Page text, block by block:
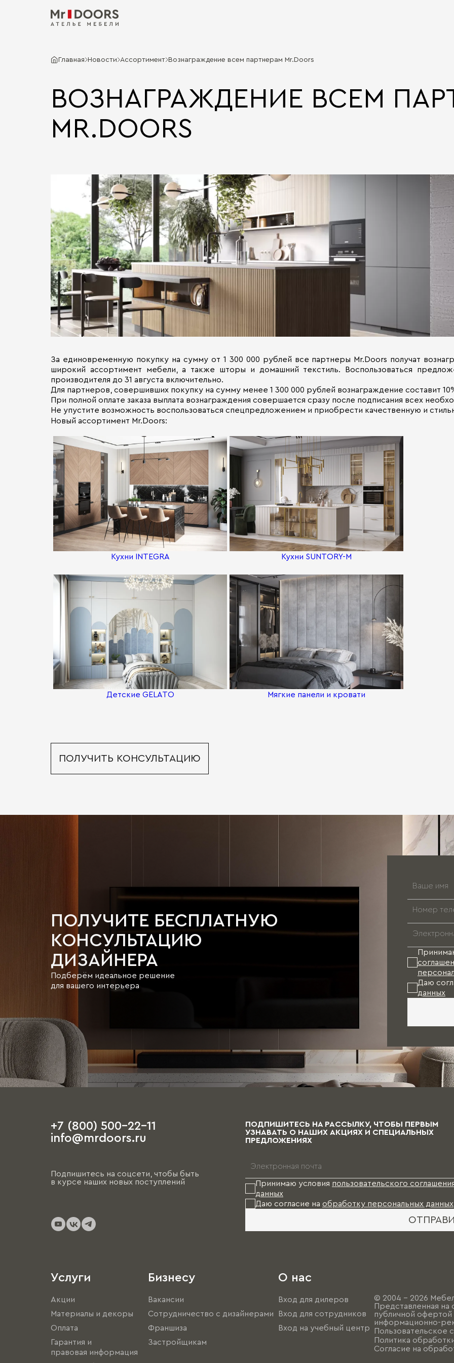
Главная Новости Ассортимент Вознаграждение всем партнерам Mr.Doors
ВОЗНАГРАЖДЕНИЕ ВСЕМ
MR.DOORS
За единовременную покупку на сумму от 1 300 000 рублей все партнеры Mr.Doors получат
широкий ассортимент мебели, а также шторы и домашний текстиль. Воспользоваться
производителя до 31 августа включительно.
Для партнеров, совершивших покупку на сумму менее 1 300 000 рублей вознаграждение составит
При полной оплате заказа выплата вознаграждения совершается сразу после подписания всех
Не упустите возможность воспользоваться спецпредложением и приобрести качественную и
Новый ассортимент Mr.Doors:
Кухни INTEGRA Кухни SUNTORY-M
Детские GELATO Мягкие панели и кровати
ПОЛУЧИТЬ КОНСУЛЬТАЦИЮ
ПОЛУЧИТЕ БЕСПЛАТНУЮ
КОНСУЛЬТАЦИЮ
ДИЗАЙНЕРА
Подберём идеальное решение
для вашего интерьера
Даю
данных
+7 (800) 500-22-11
info@mrdoors.ru
Подпишитесь на соцсети, чтобы быть
в курсе наших новых поступлений
ПОДПИШИТЕСЬ НА РАССЫЛКУ, ЧТОБЫ ПЕРВЫМ
УЗНАВАТЬ О НАШИХ АКЦИЯХ И СПЕЦИАЛЬНЫХ
ПРЕДЛОЖЕНИЯХ
Принимаю условия пользовательского
данных
Даю согласие на обработку персональных данных
Услуги
Акции
Материалы и декоры
Оплата
Гарантия и
правовая информация
Бизнесу
Вакансии
Сотрудничество с дизайнерами
Франшиза
Застройщикам
О нас
Вход для дилеров
Вход для сотрудников
Вход на учебный центр
© 2004 - 2026
Представленная на
публичной офертой
информационно-
Пользовательское
Политика
Согласие на